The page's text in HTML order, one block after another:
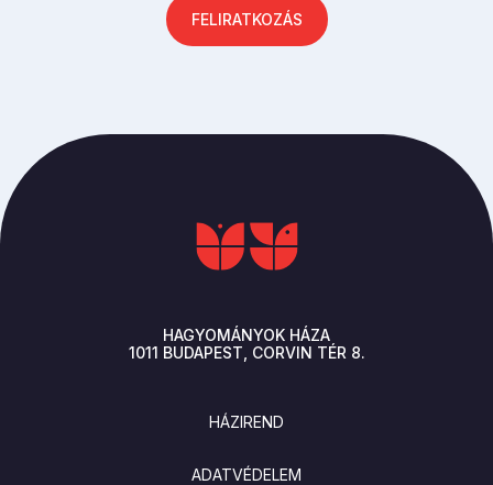
FELIRATKOZÁS
HAGYOMÁNYOK HÁZA
1011 BUDAPEST CORVIN TÉR 8.
HÁZIREND
ADATVÉDELEM